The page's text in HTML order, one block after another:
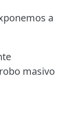
a
masivo